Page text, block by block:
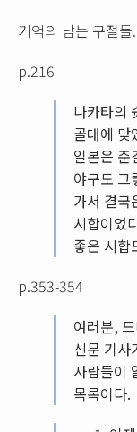
기억의 남는 구절들.
p.216
나카타의
골대에 맞
일본은 준
야구도 그
가서 결국
시합이었
좋은 시합
p.353-354
여러분,
신문 기사
사람들이
목록이다.